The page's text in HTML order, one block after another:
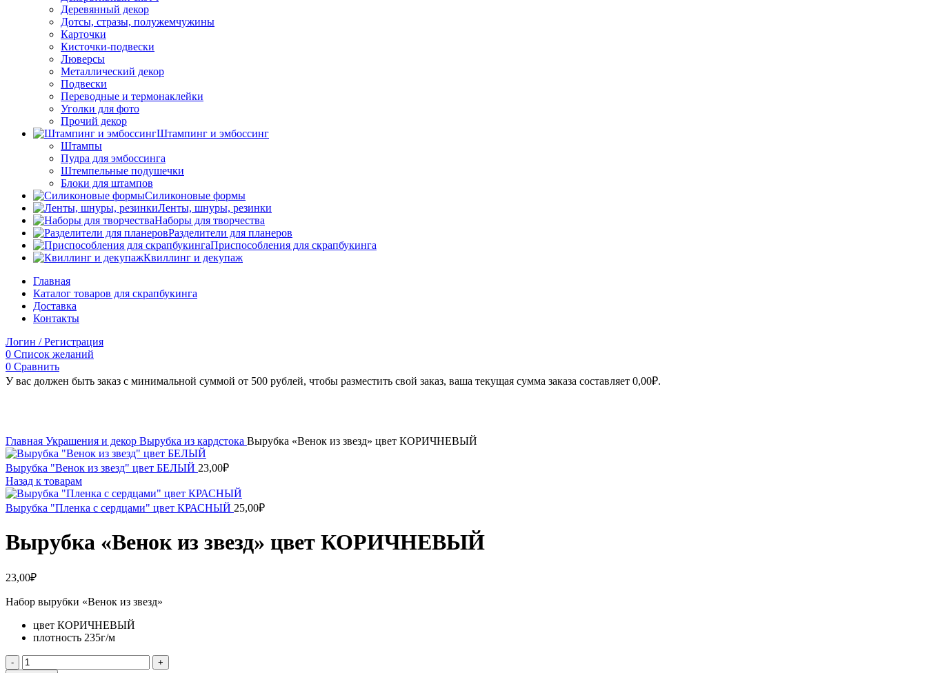
Деревянный декор
Дотсы, стразы, полужемчужины
Карточки
Кисточки-подвески
Люверсы
Металлический декор
Подвески
Переводные и термонаклейки
Уголки для фото
Прочий декор
Штампинг и эмбоссинг
Штампы
Пудра для эмбоссинга
Штемпельные подушечки
Блоки для штампов
Силиконовые формы
Ленты, шнуры, резинки
Наборы для творчества
Разделители для планеров
Приспособления для скрапбукинга
Квиллинг и декупаж
Главная
Каталог товаров для скрапбукинга
Доставка
Контакты
Логин / Регистрация
0 Список желаний
0 Сравнить
У вас должен быть заказ с минимальной суммой от 500 рублей, чтобы разместить свой заказ, ваша текущая сумма заказа составляет 0,00₽.
Главная Украшения и декор Вырубка из кардстока Вырубка «Венок из звезд» цвет КОРИЧНЕВЫЙ
Вырубка "Венок из звезд" цвет БЕЛЫЙ 23,00₽
Назад к товарам
Вырубка "Пленка с сердцами" цвет КРАСНЫЙ 25,00₽
Вырубка «Венок из звезд» цвет КОРИЧНЕВЫЙ
23,00₽
Набор вырубки «Венок из звезд»
цвет КОРИЧНЕВЫЙ
плотность 235г/м
Количество